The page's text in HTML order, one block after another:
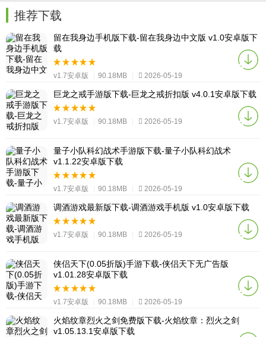
推荐下载
留在我身边手机版下载-留在我身边中文版 v1.0安卓版下
载
v1.7安卓版 90.18MB 2026-05-19
巨龙之戒手游版下载-巨龙之戒折扣版 v4.0.1安卓版下载
v1.7安卓版 90.18MB 2026-05-19
量子小队科幻战术手游版下载-量子小队科幻战术
v1.1.22安卓版下载
v1.7安卓版 90.18MB 2026-05-19
调酒游戏最新版下载-调酒游戏手机版 v1.0安卓版下载
v1.7安卓版 90.18MB 2026-05-19
侠侣天下(0.05折版)手游下载-侠侣天下无广告版
v1.01.28安卓版下载
v1.7安卓版 90.18MB 2026-05-19
火焰纹章烈火之剑免费版下载-火焰纹章：烈火之剑
v1.05.13.1安卓版下载